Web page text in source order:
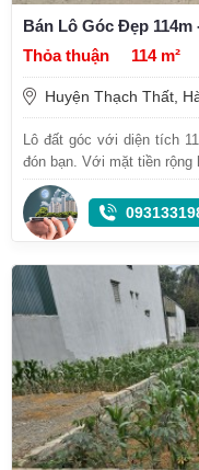
Bán Lô Góc Đẹp 114m
Thỏa thuận
114 m²
Huyện Thạch Thất,
Lô đất góc với diện tích
đón bạn. Với mặt tiền rộng